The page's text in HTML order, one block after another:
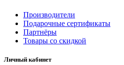
Производители
Подарочные сертификаты
Партнёры
Товары со скидкой
Личный кабинет